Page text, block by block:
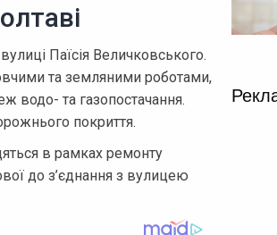
Паїсія Величковського.
та земляними роботами,
водо- та газопостачання.
покриття.
в рамках ремонту
до з’єднання з вулицею